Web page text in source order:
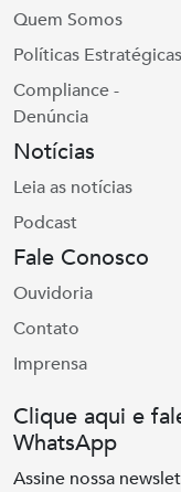
Quem Somos
Políticas Estratégicas
Compliance -
Denúncia
Notícias
Leia as notícias
Podcast
Fale Conosco
Ouvidoria
Contato
Imprensa
Clique aqui e
WhatsApp
Assine nossa